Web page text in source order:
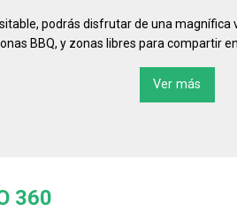
podrás disfrutar de una magnífica
BBQ, y zonas libres para compartir
Ver más
360